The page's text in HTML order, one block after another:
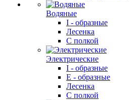
Водяные
I - образные
Лесенка
С полкой
Электрические
I - образные
E - образные
Лесенка
С полкой